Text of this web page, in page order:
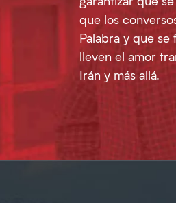
que los
Palabra y que
lleven el amor
Irán y más allá.